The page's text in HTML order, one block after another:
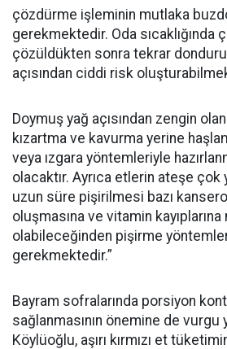
çözdürme işleminin mutlaka
gerekmektedir. Oda sıcaklığında
çözüldükten sonra tekrar
açısından ciddi risk
Doymuş yağ açısından zengin olan
kızartma ve kavurma yerine
veya ızgara yöntemleriyle
olacaktır. Ayrıca etlerin ateşe çok
uzun süre pişirilmesi bazı
oluşmasına ve vitamin kayıplarına
olabileceğinden pişirme
gerekmektedir.”
Bayram sofralarında porsiyon
sağlanmasının önemine de vurgu
Köylüoğlu, aşırı kırmızı et